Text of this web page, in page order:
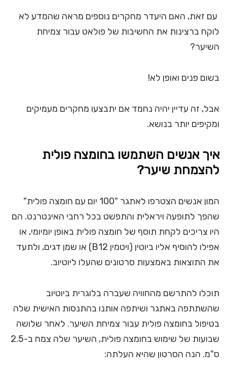
עם זאת, האם היעדר מחקרים נוספים מראה שהמדע לא
לוקח ברצינות את החשיבות של פולאט עבור צמיחת
השיער?
בשום פנים ואופן לא!
אבל, זה עדיין יהיה נחמד אם יתבצעו מחקרים מעמיקים
ומקיפים יותר בנושא.
איך אנשים השתמשו בחומצה פולית
להצמחת שיער?
המון אנשים הצטרפו לאתגר "100 יום עם חומצה פולית"
שהפך לתופעה ויראלית והתפשט בכל רחבי האינטרנט. הם
היו צריכים לקחת תוסף של חומצה פולית באופן יומיומי, או
אפילו להוסיף אליו ביוטין (ויטמין B12) או שמן דגים, ולתעד
את התוצאות באמצעות סרטונים שהעלו ליוטיוב.
תוכלו להתרשם מהחוויה שעברה בלוגרית ביוטיוב
שהשתתפה באתגר ושיתפה אותנו בהתנסות האישית שלה
בטיפול בחומצה פולית עבור צמיחת השיער. לאחר שלושה
שבועות של שימוש בחומצה פולית, השיער שלה צמח ב-2.5
ס"מ. הנה הסרטון שהיא העלתה: